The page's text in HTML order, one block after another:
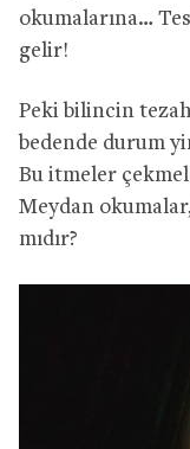
okumalarına…
gelir!
Peki bilincin
bedende durum
Bu itmeler
Meydan
mıdır?